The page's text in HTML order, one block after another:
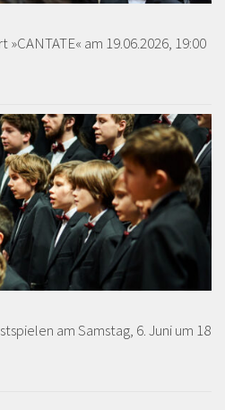
am 19.06.2026, 19:00
am Samstag, 6. Juni um 18